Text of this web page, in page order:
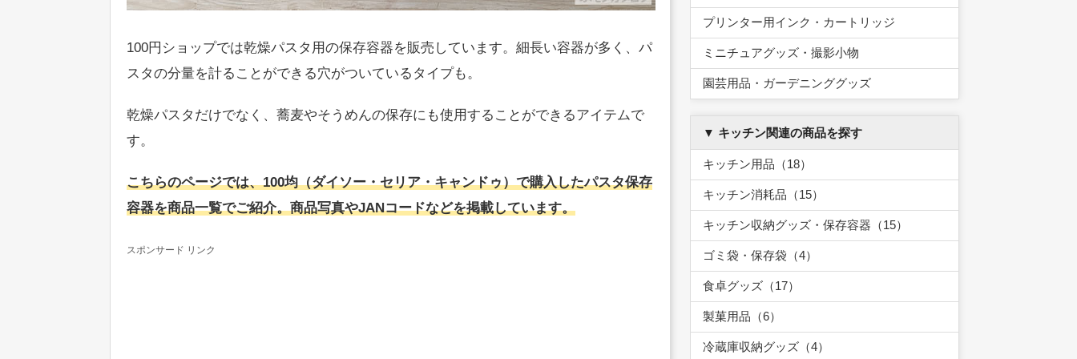
100円ショップでは乾燥パスタ用の保存容器を販売しています。細長い容器が多く、パ
スタの分量を計ることができる穴がついているタイプも。
乾燥パスタだけでなく、蕎麦やそうめんの保存にも使用することができるアイテムで
す。
こちらのページでは、100均（ダイソー・セリア・キャンドゥ）で購入したパスタ保存
容器を商品一覧でご紹介。商品写真やJANコードなどを掲載しています。
スポンサード リンク
プリンター用インク・カートリッジ
ミニチュアグッズ・撮影小物
園芸用品・ガーデニンググッズ
▼ キッチン関連の商品を探す
キッチン用品（18）
キッチン消耗品（15）
キッチン収納グッズ・保存容器（15）
ゴミ袋・保存袋（4）
食卓グッズ（17）
製菓用品（6）
冷蔵庫収納グッズ（4）